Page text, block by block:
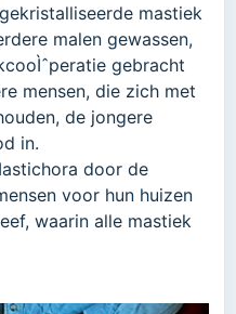
mastiek
malen gewassen,
gebracht
mensen, die zich met
de jongere
in.
door de
voor hun huizen
waarin alle mastiek